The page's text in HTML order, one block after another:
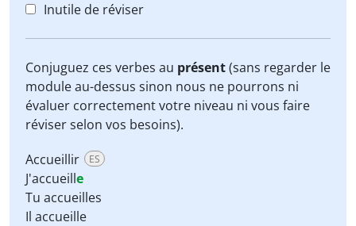
Inutile de réviser
Conjuguez ces verbes au présent(sans regarder le
module au-dessus sinon nous ne pourrons ni
évaluer correctement votre niveau ni vous faire
réviser selon vos besoins).
Accueillir
ES
J'accueille
Tu accueilles
Il accueille